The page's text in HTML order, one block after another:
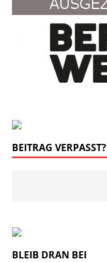
BEITRAG VERPASST?
BLEIB DRAN BEI